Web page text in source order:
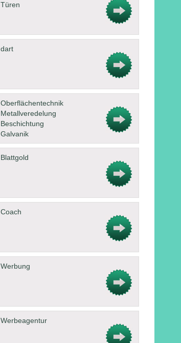
Türen
dart
Oberflächentechnik
Metallveredelung
Beschichtung
Galvanik
Blattgold
Coach
Werbung
Werbeagentur